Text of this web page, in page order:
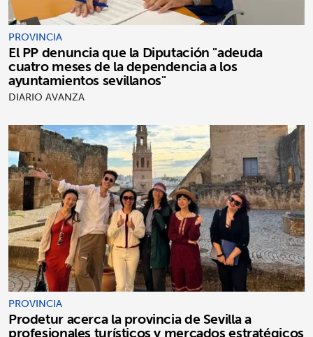
PROVINCIA
El PP denuncia que la Diputación "adeuda
cuatro meses de la dependencia a los
ayuntamientos sevillanos"
DIARIO AVANZA
PROVINCIA
Prodetur acerca la provincia de Sevilla a